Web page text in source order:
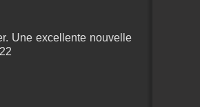
Une excellente nouvelle